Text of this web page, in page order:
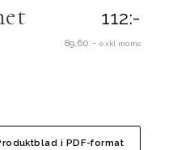
112:-
89,60:- exkl moms
i PDF-format